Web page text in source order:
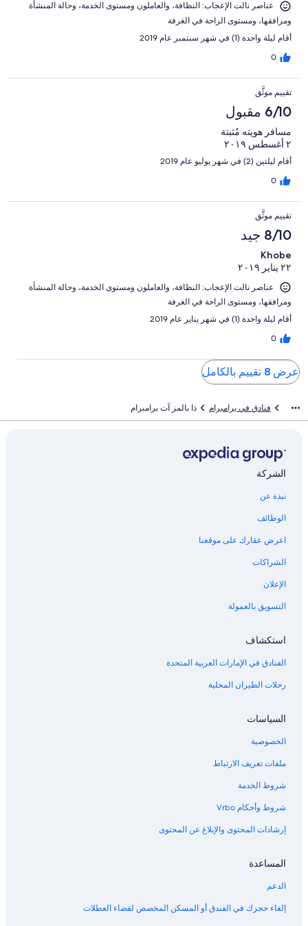
عناصر نالت الإعجاب: ⁦النظافة⁩، و⁦العاملون ومستوى الخدمة⁩، و⁦حالة المنشأة
ومرافقها⁩، و⁦مستوى الراحة في الغرفة⁩
أقام ليلة واحدة (1) في شهر سبتمبر عام 2019
0
تقييم موثَّق
6/10 مقبول
مسافر هويته مُثبتة
٢ أغسطس ٢٠١٩
أقام ليلتين (2) في شهر يوليو عام 2019
0
تقييم موثَّق
8/10 جيد
Khobe
٢٢ يناير ٢٠١٩
عناصر نالت الإعجاب: ⁦النظافة⁩، و⁦العاملون ومستوى الخدمة⁩، و⁦حالة المنشأة
ومرافقها⁩، و⁦مستوى الراحة في الغرفة⁩
أقام ليلة واحدة (1) في شهر يناير عام 2019
0
عرض 8 تقييم بالكامل
فنادق في برامبرام ذا بالمز آت برامبرام
الشركة
نبذة عن
الوظائف
اعرض عقارك على موقعنا
الشراكات
الإعلان
التسويق بالعمولة
استكشاف
الفنادق في الإمارات العربية المتحدة
رحلات الطيران المحلية
السياسات
الخصوصية
ملفات تعريف الارتباط
شروط الخدمة
شروط وأحكام Vrbo
إرشادات المحتوى والإبلاغ عن المحتوى
المساعدة
الدعم
إلغاء حجزك في الفندق أو المسكن المخصص لقضاء العطلات